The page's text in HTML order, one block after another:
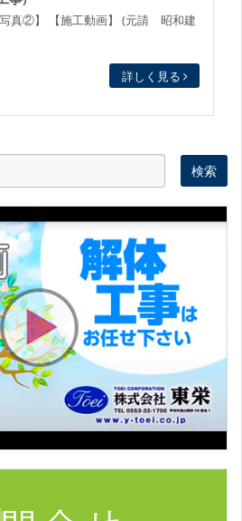
真②】 【施工動画】 (元請 昭和建
詳しく見る